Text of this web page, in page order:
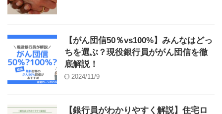
【がん団信50％vs100%】みんなはどっ
ちを選ぶ？現役銀行員ががん団信を徹
底解説！
2024/11/9
【銀行員がわかりやすく解説】住宅ロ